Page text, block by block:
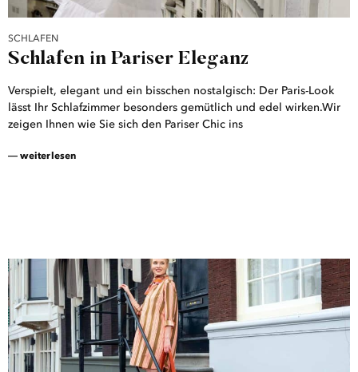
SCHLAFEN
Schlafen in Pariser Eleganz
Verspielt, elegant und ein bisschen nostalgisch: Der Paris-Look
lässt Ihr Schlafzimmer besonders gemütlich und edel wirken.Wir
zeigen Ihnen wie Sie sich den Pariser Chic ins
― weiterlesen